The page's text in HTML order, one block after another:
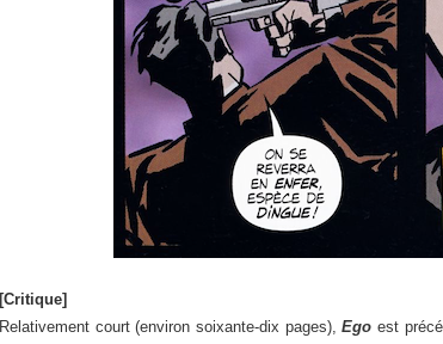
[Critique]
Relativement court (environ soixante-dix pages),Ego est